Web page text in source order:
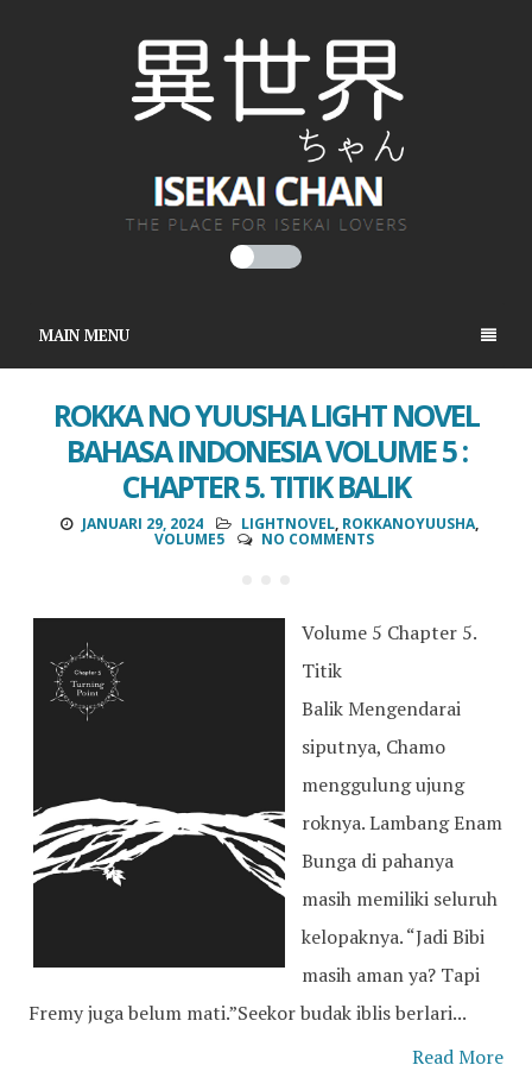
MAIN MENU
ROKKA NO YUUSHA LIGHT NOVEL
BAHASA INDONESIA VOLUME 5 :
CHAPTER 5. TITIK BALIK
JANUARI 29, 2024 LIGHTNOVEL, ROKKANOYUUSHA,
VOLUME5 NO COMMENTS
Volume 5 Chapter 5.
Titik
Balik Mengendarai
siputnya, Chamo
menggulung ujung
roknya. Lambang Enam
Bunga di pahanya
masih memiliki seluruh
kelopaknya. “Jadi Bibi
masih aman ya? Tapi
Fremy juga belum mati.”Seekor budak iblis berlari...
Read More